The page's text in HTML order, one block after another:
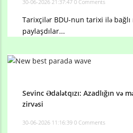
30-06-2026 21:37:47 0 Comments
Tarixçilər BDU-nun tarixi ilə
paylaşdılar...
Sevinc Ədalətqızı: Azadlığın və
zirvəsi
30-06-2026 11:16:39 0 Comments